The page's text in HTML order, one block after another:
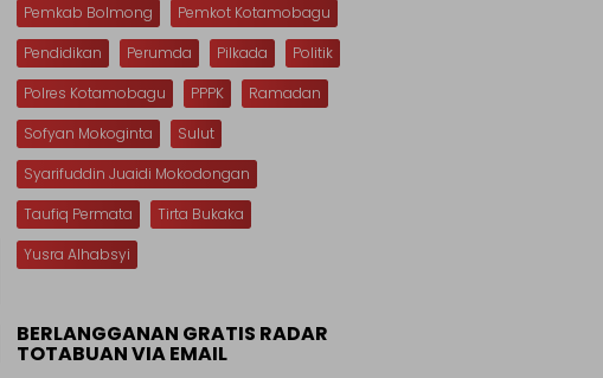
Pemkab Bolmong
Pemkot Kotamobagu
Pendidikan
Perumda Pilkada
Politik
Polres Kotamobagu
PPPK
Ramadan
Sofyan Mokoginta
Sulut
Syarifuddin Juaidi Mokodongan
Taufiq Permata
Tirta Bukaka
Yusra Alhabsyi
BERLANGGANAN GRATIS RADAR
TOTABUAN VIA EMAIL